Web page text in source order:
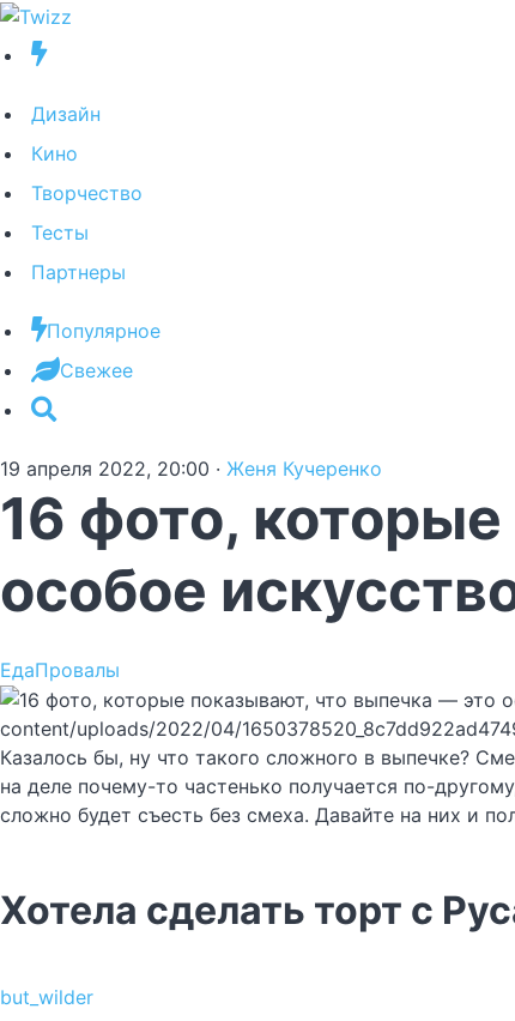
Дизайн
Кино
Творчество
Тесты
Партнеры
Популярное
Свежее
19 апреля 2022, 20:00 · Женя Кучеренко
16 фото,
особое
ЕдаПровалы
content/uploads/2022/04/
Казалось бы, ну что такого сложного в выпечке?
на деле почему-то частенько получается по-
сложно будет съесть без смеха. Давайте на них и
Хотела сделать торт с
but_wilder